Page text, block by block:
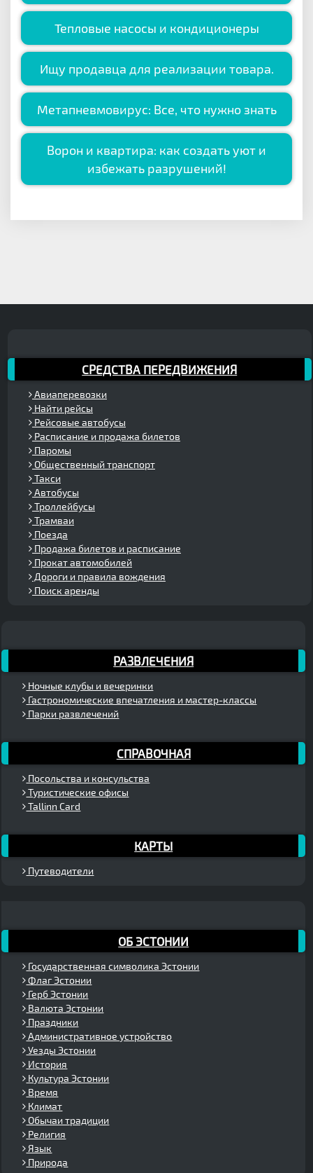
Тепловые насосы и кондиционеры
Ищу продавца для реализации товара.
Метапневмовирус: Все, что нужно знать
Ворон и квартира: как создать уют и
избежать разрушений!
СРЕДСТВА ПЕРЕДВИЖЕНИЯ
Авиаперевозки
Найти рейсы
Рейсовые автобусы
Расписание и продажа билетов
Паромы
Общественный транспорт
Такси
Автобусы
Троллейбусы
Трамваи
Поезда
Продажа билетов и расписание
Прокат автомобилей
Дороги и правила вождения
Поиск аренды
РАЗВЛЕЧЕНИЯ
Ночные клубы и вечеринки
Гастрономические впечатления и мастер-классы
Парки развлечений
СПРАВОЧНАЯ
Посольства и консульства
Туристические офисы
Tallinn Card
КАРТЫ
Путеводители
ОБ ЭСТОНИИ
Государственная символика Эстонии
Флаг Эстонии
Герб Эстонии
Валюта Эстонии
Праздники
Административное устройство
Уезды Эстонии
История
Культура Эстонии
Время
Климат
Обычаи традиции
Религия
Язык
Природа